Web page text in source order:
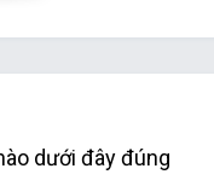
dưới đây đúng